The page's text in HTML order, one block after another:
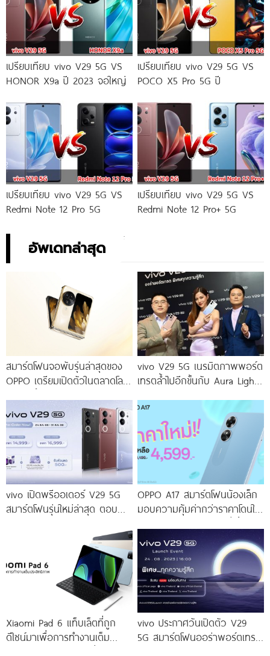
เปรียบเทียบ vivo V29 5G VS
HONOR X9a ปี 2023 จอใหญ่
เปรียบเทียบ vivo V29 5G VS
POCO X5 Pro 5G ปี
เปรียบเทียบ vivo V29 5G VS
Redmi Note 12 Pro 5G
เปรียบเทียบ vivo V29 5G VS
Redmi Note 12 Pro+ 5G
อัพเดทล่าสุด
สมาร์ตโฟนจอพับรุ่นล่าสุดของ
OPPO เตรียมเปิดตัวในตลาดโลก
vivo V29 5G เนรมิตภาพพอร์ต
เทรตล้ำไปอีกขั้นกับ Aura Light
โดดเด่นด้วยสุนทรียศาสตร์แห่ง
vivo เปิดพรีออเดอร์ V29 5G
สมาร์ตโฟนรุ่นใหม่ล่าสุด ตอบ
ราคาเริ่มต้นเพียง 14,999 บาท
จัดเต็มกับโปรโมชันพิเศษก่อนใคร
OPPO A17 สมาร์ตโฟนน้องเล็ก
มอบความคุ้มค่ากว่าราคาโดนใจ
ราคาใหม่เพียง 4,599 บาท
เท่านั้น!
Xiaomi Pad 6 แท็บเล็ตที่ถูก
ดีไซน์มาเพื่อการทำงานเต็ม
vivo ประกาศวันเปิดตัว V29
5G สมาร์ตโฟนออร่าพอร์ตเทร